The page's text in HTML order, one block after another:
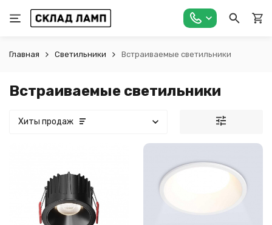
Главная Светильники Встраиваемые светильники
Встраиваемые светильники
Хиты продаж